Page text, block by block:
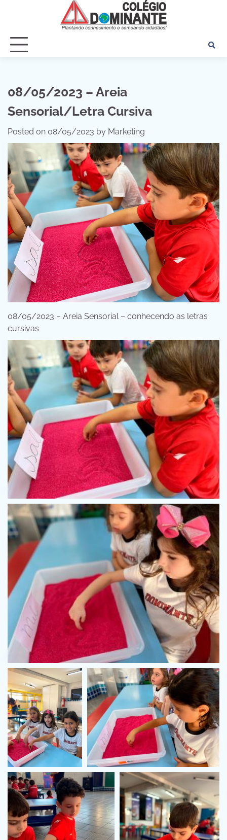
08/05/2023 – Areia
Sensorial/Letra Cursiva
Posted on 08/05/2023 by Marketing
08/05/2023 – Areia Sensorial – conhecendo as letras
cursivas